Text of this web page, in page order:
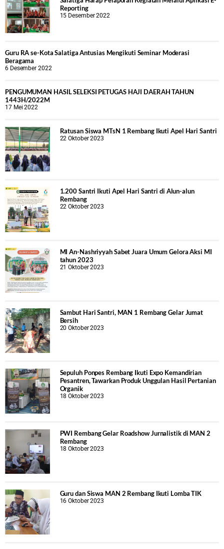
Reporting
15 Desember 2022
Guru RA se-Kota Salatiga Antusias Mengikuti Seminar Moderasi
Beragama
6 Desember 2022
PENGUMUMAN HASIL SELEKSI PETUGAS HAJI DAERAH TAHUN
1443H/2022M
17 Mei 2022
Ratusan Siswa MTsN 1 Rembang Ikuti Apel Hari Santri
22 Oktober 2023
1.200 Santri Ikuti Apel Hari Santri di Alun-alun
Rembang
22 Oktober 2023
MI An-Nashriyyah Sabet Juara Umum Gelora Aksi MI
tahun 2023
21 Oktober 2023
Sambut Hari Santri, MAN 1 Rembang Gelar Jumat
Bersih
20 Oktober 2023
Sepuluh Ponpes Rembang Ikuti Expo Kemandirian
Pesantren, Tawarkan Produk Unggulan Hasil Pertanian
Organik
18 Oktober 2023
PWI Rembang Gelar Roadshow Jurnalistik di MAN 2
Rembang
18 Oktober 2023
Guru dan Siswa MAN 2 Rembang Ikuti Lomba TIK
16 Oktober 2023